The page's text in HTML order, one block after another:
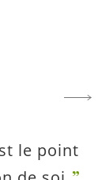
le point